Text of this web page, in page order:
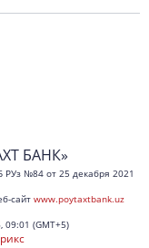
БАНК»
№84 от 25 декабря 2021
сайт www.poytaxtbank.uz
09:01 (GMT+5)